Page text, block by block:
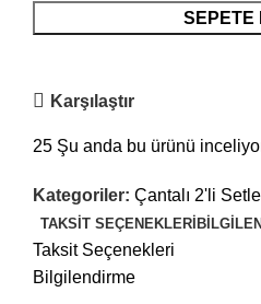
SEPETE
Karşılaştır
25 Şu anda bu ürünü
Kategoriler: Çantalı 2'li
TAKSIT SEÇENEKLERI
Taksit Seçenekleri
Bilgilendirme